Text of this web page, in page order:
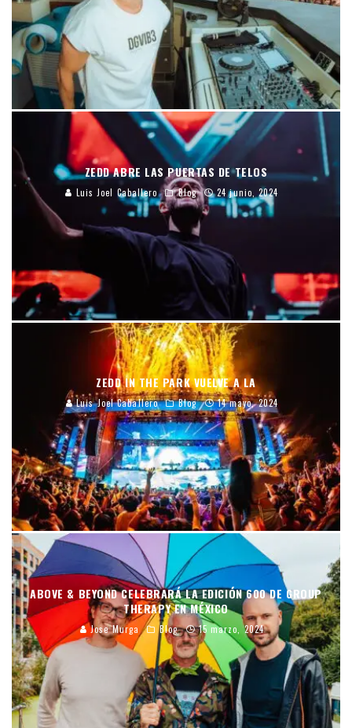
ZEDD ABRE LAS PUERTAS DE TELOS
Luis Joel Caballero Blog 24 junio, 2024
ZEDD IN THE PARK VUELVE A LA
Luis Joel Caballero Blog 14 mayo, 2024
ABOVE & BEYOND CELEBRARÁ LA EDICIÓN 600 DE GROUP
THERAPY EN MÉXICO
Jose Murga Blog 15 marzo, 2024